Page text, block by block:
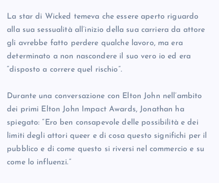
La star di Wicked temeva che essere aperto riguardo
alla sua sessualità all’inizio della sua carriera da attore
gli avrebbe fatto perdere qualche lavoro, ma era
determinato a non nascondere il suo vero io ed era
“disposto a correre quel rischio”.
Durante una conversazione con Elton John nell’ambito
dei primi Elton John Impact Awards, Jonathan ha
spiegato: “Ero ben consapevole delle possibilità e dei
limiti degli attori queer e di cosa questo significhi per il
pubblico e di come questo si riversi nel commercio e su
come lo influenzi.”